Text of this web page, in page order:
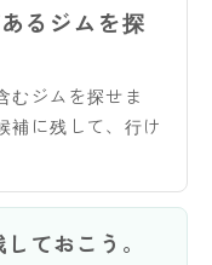
るジムを探
むジムを探せま
補に残して、行け
ておこう。